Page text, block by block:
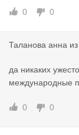
0 0
Таланова анна из
да никаких
международные
0 0